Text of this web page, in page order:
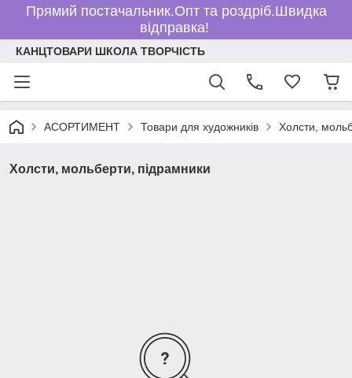
Прямий постачальник.Опт та роздріб.Швидка
відправка!
КАНЦТОВАРИ ШКОЛА ТВОРЧІСТЬ
АСОРТИМЕНТ Товари для художників Холсти,
Холсти, мольберти, підрамники